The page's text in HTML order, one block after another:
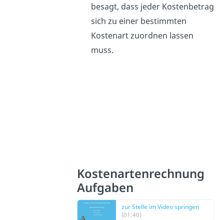
besagt, dass jeder Kostenbetrag
sich zu einer bestimmten
Kostenart zuordnen lassen
muss.
Kostenartenrechnung
Aufgaben
zur Stelle im Video springen
(01:40)